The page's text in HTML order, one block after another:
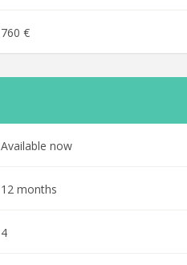
760 €
Available now
12 months
4